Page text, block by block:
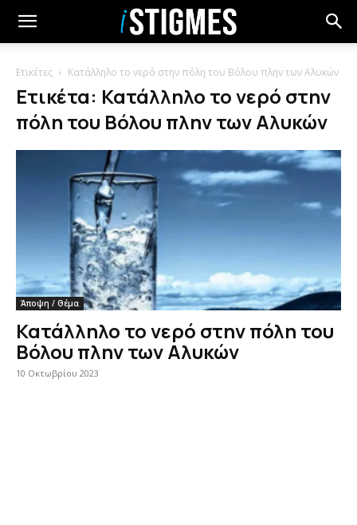
Ετικέτες Κατάλληλο το νερό στην πόλη του Βόλου πλην των Αλυκών
Ετικέτα: Κατάλληλο το νερό στην
πόλη του Βόλου πλην των Αλυκών
Άποψη / Θέμα
Κατάλληλο το νερό στην πόλη του
Βόλου πλην των Αλυκών
10 Οκτωβρίου 2023